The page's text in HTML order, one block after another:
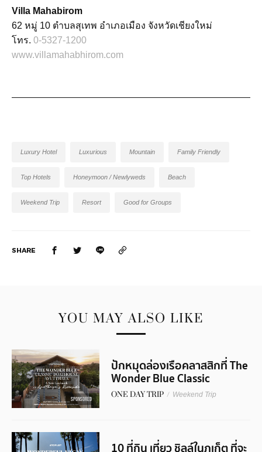
Villa Mahabirom
62 หมู่ 10 ตำบลสุเทพ อำเภอเมือง จังหวัดเชียงใหม่
โทร. 0-5327-1200
www.villamahabhirom.com
Luxury Hotel Luxurious Mountain Family Friendly
Top Hotels Honeymoon / Newlyweds Beach
Weekend Trip Resort Good for Groups
SHARE
YOU MAY ALSO LIKE
SPONSORED
ปักหมุดล่องเรือคลาสสิกที่ The
Wonder Blue Classic
Boathouse Ayutthaya
ONE DAY TRIP / Weekend Trip